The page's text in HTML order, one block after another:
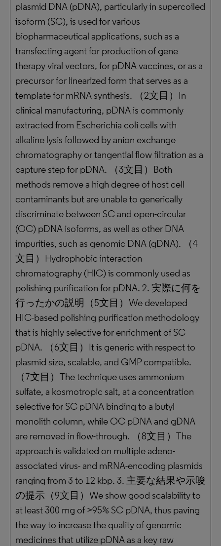
plasmid DNA (pDNA), particularly in supercoiled
isoform (SC), is used for various
biopharmaceutical applications, such as a
transfecting agent for production of gene
therapy viral vectors, for pDNA vaccines, or as a
precursor for linearized form that serves as a
template for mRNA synthesis. （2文目）In
clinical manufacturing, pDNA is commonly
extracted from Escherichia coli cells with
alkaline lysis followed by anion exchange
chromatography or tangential flow filtration as a
capture step for pDNA. （3文目）Both
methods remove a high degree of host cell
contaminants but are unable to generically
discriminate between SC and open-circular
(OC) pDNA isoforms, as well as other DNA
impurities, such as genomic DNA (gDNA). （4
文目）Hydrophobic interaction
chromatography (HIC) is commonly used as
polishing purification for pDNA. 2. 実際に何を
行ったかの説明（5文目）We developed
HIC-based polishing purification methodology
that is highly selective for enrichment of SC
pDNA. （6文目）It is generic with respect to
plasmid size, scalable, and GMP compatible.
（7文目）The technique uses ammonium
sulfate, a kosmotropic salt, at a concentration
selective for SC pDNA binding to a butyl
monolith column, while OC pDNA and gDNA
are removed in flow-through. （8文目）The
approach is validated on multiple adeno-
associated virus- and mRNA-encoding plasmids
ranging from 3 to 12 kbp. 3. 主要な結果や示唆
の提示（9文目）We show good scalability to
at least 300 mg of >95% SC pDNA, thus paving
the way to increase the quality of genomic
medicines that utilize pDNA as a key raw